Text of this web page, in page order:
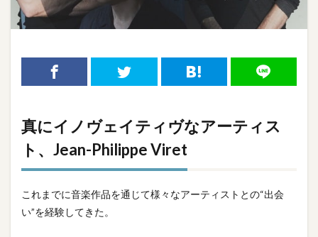
真にイノヴェイティヴなアーティス
ト、Jean-Philippe Viret
これまでに音楽作品を通じて様々なアーティストとの“出会
い”を経験してきた。